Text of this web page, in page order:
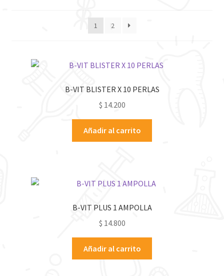
1 2
B-VIT BLISTER X 10 PERLAS
$ 14.200
Añadir al carrito
B-VIT PLUS 1 AMPOLLA
$ 14.800
Añadir al carrito